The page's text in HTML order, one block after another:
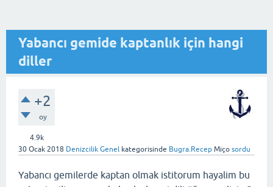
Yabancı gemide kaptanlık için hangi
diller
+2
oy
4.9k
30 Ocak 2018 Denizcilik Genel kategorisinde Bugra.Recep Miço sordu
Yabancı gemilerde kaptan olmak istitorum hayalim bu